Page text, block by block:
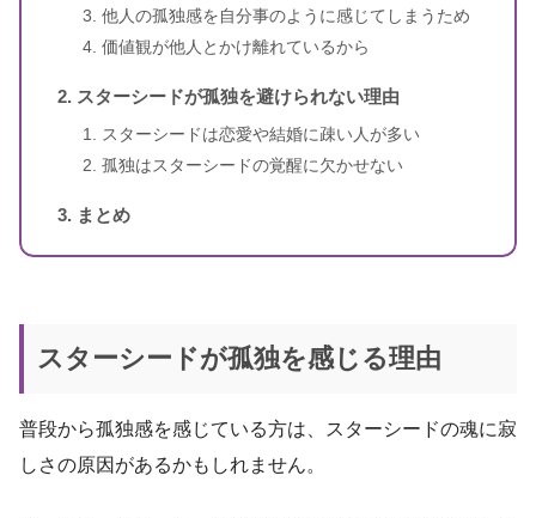
他人の孤独感を自分事のように感じてしまうため
価値観が他人とかけ離れているから
スターシードが孤独を避けられない理由
スターシードは恋愛や結婚に疎い人が多い
孤独はスターシードの覚醒に欠かせない
まとめ
スターシードが孤独を感じる理由
普段から孤独感を感じている方は、スターシードの魂に寂
しさの原因があるかもしれません。